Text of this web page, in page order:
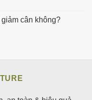
cân không?